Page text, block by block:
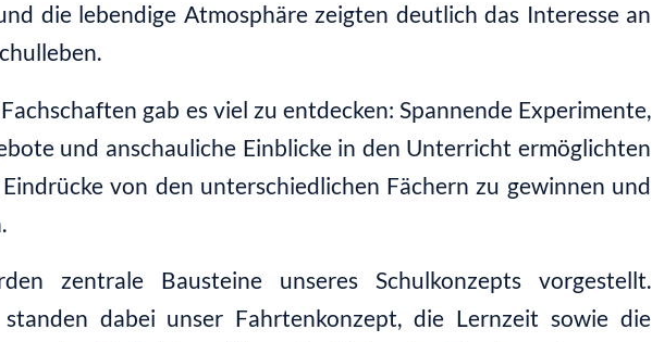
die lebendige Atmosphäre zeigten deutlich das Interesse an
gab es viel zu entdecken: Spannende Experimente,
und anschauliche Einblicke in den Unterricht ermöglichten
von den unterschiedlichen Fächern zu gewinnen und
zentrale Bausteine unseres Schulkonzepts vorgestellt.
dabei unser Fahrtenkonzept, die Lernzeit sowie die